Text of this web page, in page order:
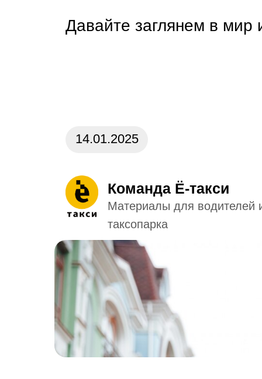
14.01.2025
Давайте заглянем в мир
Команда Ё-такси
Материалы для водителей
таксопарка